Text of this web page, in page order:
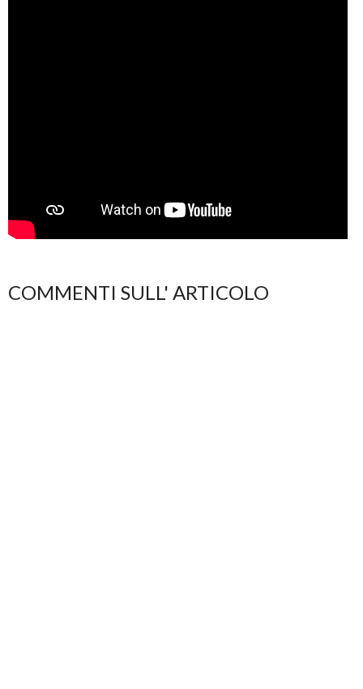
COMMENTI SULL' ARTICOLO